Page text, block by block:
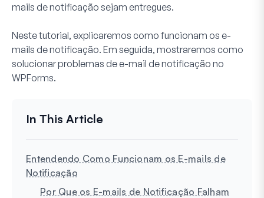
mails de notificação sejam entregues.
Neste tutorial, explicaremos como funcionam os e-
mails de notificação. Em seguida, mostraremos como
solucionar problemas de e-mail de notificação no
WPForms.
Entendendo Como Funcionam os E-mails de
Notificação
Por Que os E-mails de Notificação Falham